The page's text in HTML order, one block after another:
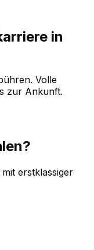
in
Volle
zur Ankunft.
erstklassiger